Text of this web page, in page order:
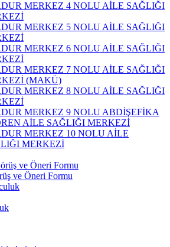
MERKEZ 4 NOLU AİLE SAĞLIĞI
MERKEZ 5 NOLU AİLE SAĞLIĞI
MERKEZ 6 NOLU AİLE SAĞLIĞI
MERKEZ 7 NOLU AİLE SAĞLIĞI
(MAKÜ)
MERKEZ 8 NOLU AİLE SAĞLIĞI
MERKEZ 9 NOLU ABDİŞEFİKA
AİLE SAĞLIĞI MERKEZİ
MERKEZ 10 NOLU AİLE
MERKEZİ
ve Öneri Formu
ve Öneri Formu